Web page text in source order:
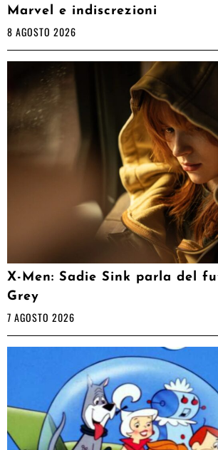
Marvel e indiscrezioni
8 AGOSTO 2026
X-Men: Sadie Sink parla del
Grey
7 AGOSTO 2026